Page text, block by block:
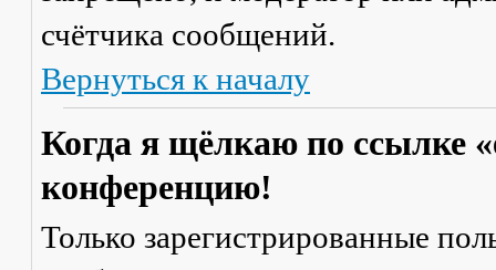
счётчика сообщений.
Вернуться к началу
Когда я щёлкаю по ссылке
конференцию!
Только зарегистрированные